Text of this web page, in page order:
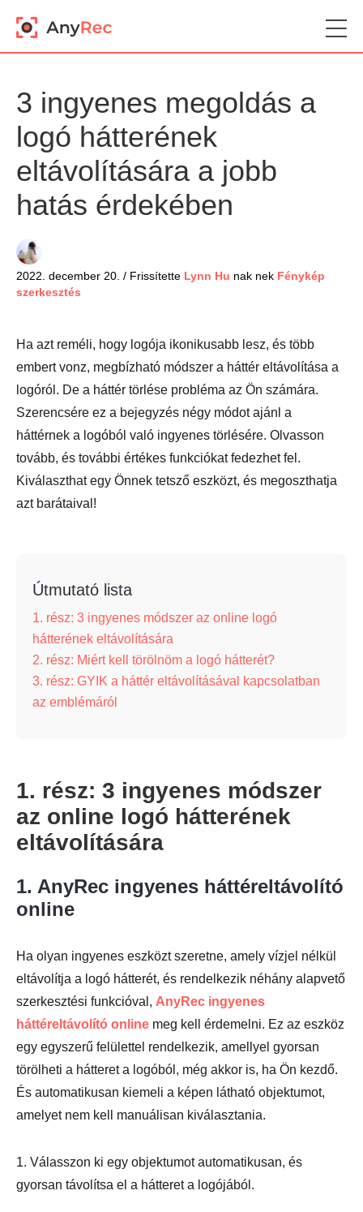
3 ingyenes megoldás a
logó hátterének
eltávolítására a jobb
hatás érdekében
2022. december 20. / Frissítette Lynn Hu nak nek Fénykép
szerkesztés
Ha azt reméli, hogy logója ikonikusabb lesz, és több
embert vonz, megbízható módszer a háttér eltávolítása a
logóról. De a háttér törlése probléma az Ön számára.
Szerencsére ez a bejegyzés négy módot ajánl a
háttérnek a logóból való ingyenes törlésére. Olvasson
tovább, és további értékes funkciókat fedezhet fel.
Kiválaszthat egy Önnek tetsző eszközt, és megoszthatja
azt barátaival!
Útmutató lista
1. rész: 3 ingyenes módszer az online logó
hátterének eltávolítására
2. rész: Miért kell törölnöm a logó hátterét?
3. rész: GYIK a háttér eltávolításával kapcsolatban
az emblémáról
1. rész: 3 ingyenes módszer
az online logó hátterének
eltávolítására
1. AnyRec ingyenes háttéreltávolító
online
Ha olyan ingyenes eszközt szeretne, amely vízjel nélkül
eltávolítja a logó hátterét, és rendelkezik néhány alapvető
szerkesztési funkcióval, AnyRec ingyenes
háttéreltávolító online meg kell érdemelni. Ez az eszköz
egy egyszerű felülettel rendelkezik, amellyel gyorsan
törölheti a hátteret a logóból, még akkor is, ha Ön kezdő.
És automatikusan kiemeli a képen látható objektumot,
amelyet nem kell manuálisan kiválasztania.
1. Válasszon ki egy objektumot automatikusan, és
gyorsan távolítsa el a hátteret a logójából.